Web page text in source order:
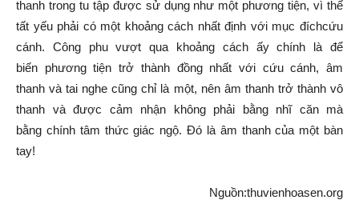
thanh trong tu tậpđược sử dụngnhư một phương tiện, vì thế
tất yếu phải có một khoảng cách nhất định với mục đíchcứu
cánh. Công phu vượt qua khoảng cách ấy chính là để
biến phương tiện trở thànhđồng nhất với cứu cánh,âm
thanh và tai nghe cũng chỉ là một, nên âm thanh trở thành vô
thanh và được cảm nhận không phải bằng nhĩ cănmà
bằng chính tâm thứcgiác ngộ. Đó là âm thanhcủa một bàn
tay!
Nguồn:thuvienhoasen.org